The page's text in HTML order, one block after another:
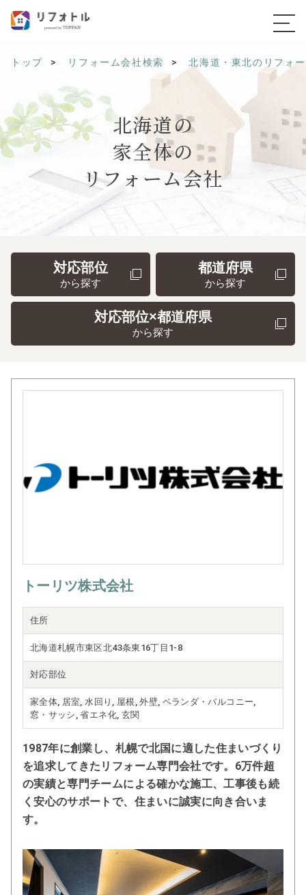
トップ リフォーム会社検索 北海道・東北のリフォ
北海道の
家全体の
リフォーム会社
対応部位
から探す
都道府県
から探す
対応部位×都道府県
から探す
トーリツ株式会社
住所
北海道札幌市東区北43条東16丁目1-8
対応部位
家全体, 居室, 水回り, 屋根, 外壁, ベランダ・バルコニー,
窓・サッシ, 省エネ化, 玄関
1987年に創業し、札幌で北国に適した住まいづくり
を追求してきたリフォーム専門会社です。6万件超
の実績と専門チームによる確かな施工、工事後も続
く安心のサポートで、住まいに誠実に向き合いま
す。